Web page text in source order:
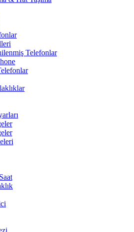
Telefonlar